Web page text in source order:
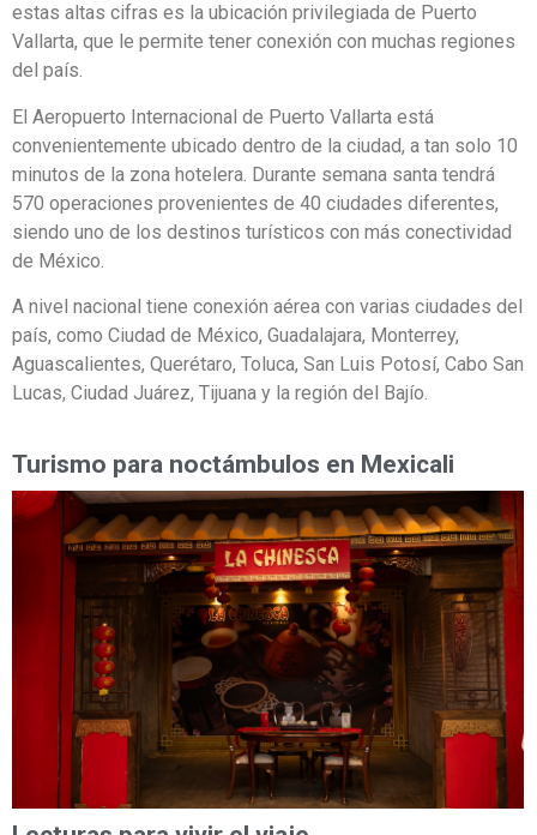
estas altas cifras es la ubicación privilegiada de Puerto
Vallarta, que le permite tener conexión con muchas regiones
del país.
El Aeropuerto Internacional de Puerto Vallarta está
convenientemente ubicado dentro de la ciudad, a tan solo 10
minutos de la zona hotelera. Durante semana santa tendrá
570 operaciones provenientes de 40 ciudades diferentes,
siendo uno de los destinos turísticos con más conectividad
de México.
A nivel nacional tiene conexión aérea con varias ciudades del
país, como Ciudad de México, Guadalajara, Monterrey,
Aguascalientes, Querétaro, Toluca, San Luis Potosí, Cabo San
Lucas, Ciudad Juárez, Tijuana y la región del Bajío.
Turismo para noctámbulos en Mexicali